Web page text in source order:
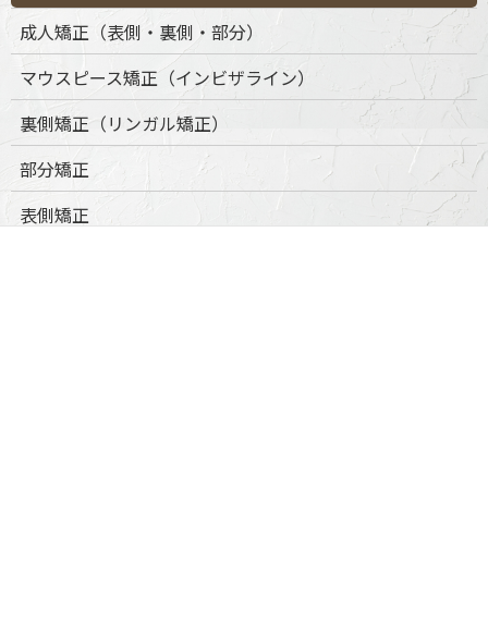
成人矯正（表側・裏側・部分）
マウスピース矯正（インビザライン）
裏側矯正（リンガル矯正）
部分矯正
表側矯正